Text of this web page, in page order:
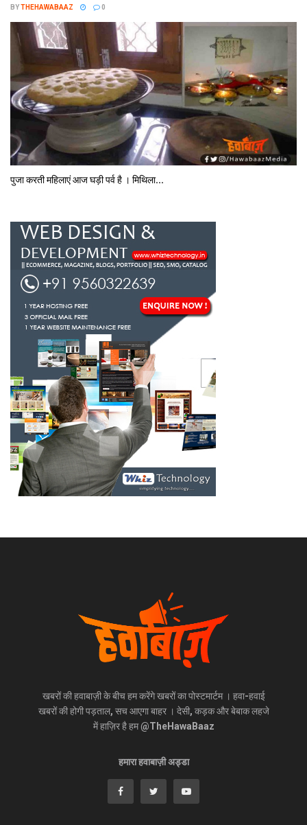
BYTHEHAWABAAZ 0
पुजा करती महिलाएं आज घड़ी पर्व है । मिथि‍ला...
खबरों की हवाबाज़ी के बीच हम करेंगे खबरों का पोस्टमार्टम । हवा-हवाई
खबरों की होगी पड़ताल, सच आएगा बाहर । देसी, कड़क और बेबाक लहजे
में हाज़िर है हम @TheHawaBaaz
हमारा हवाबाज़ी अड्डा